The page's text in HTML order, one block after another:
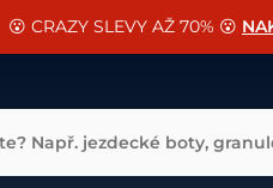
SLEVA 13% na vše od Cassini!
😮 CRAZY SLEVY AŽ 70% 😮
a doplňky k vybraným sedlům
Např. jezdecké boty,